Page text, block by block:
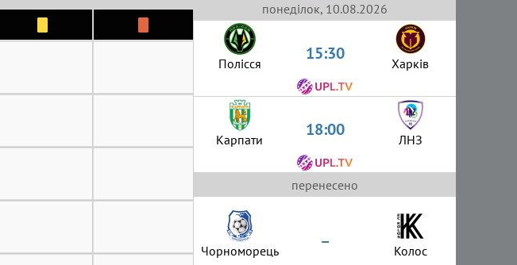
понеділок, 10.08.2026
Полісся 15:30 Харків
Карпати 18:00 ЛНЗ
перенесено
Чорноморець – Колос